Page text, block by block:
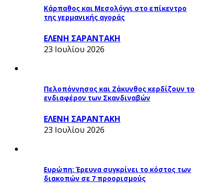
Κάρπαθος και Μεσολόγγι στο επίκεντρο
της γερμανικής αγοράς
ΕΛΕΝΗ ΣΑΡΑΝΤΑΚΗ
23 Ιουλίου 2026
Πελοπόννησος και Ζάκυνθος κερδίζουν το
ενδιαφέρον των Σκανδιναβών
ΕΛΕΝΗ ΣΑΡΑΝΤΑΚΗ
23 Ιουλίου 2026
Ευρώπη: Έρευνα συγκρίνει το κόστος των
διακοπών σε 7 προορισμούς